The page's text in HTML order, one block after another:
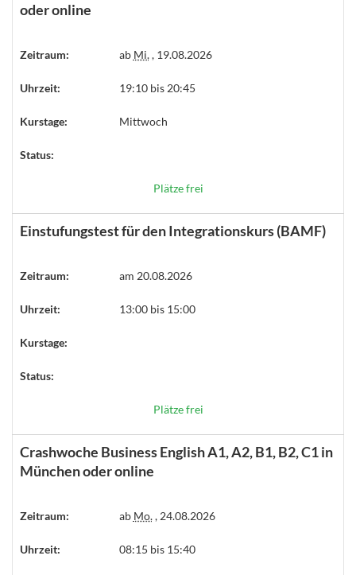
oder online
Zeitraum: ab Mi., 19.08.2026
Uhrzeit: 19:10 bis 20:45
Kurstage: Mittwoch
Status:
Plätze frei
Einstufungstest für den Integrationskurs (BAMF)
Zeitraum: am 20.08.2026
Uhrzeit: 13:00 bis 15:00
Kurstage:
Status:
Plätze frei
Crashwoche Business English A1, A2, B1, B2, C1 in
München oder online
Zeitraum: ab Mo., 24.08.2026
Uhrzeit: 08:15 bis 15:40